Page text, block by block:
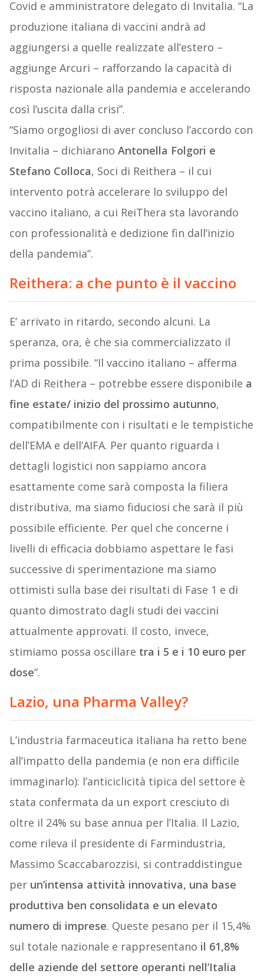
Covid e amministratore delegato di Invitalia. “La
produzione italiana di vaccini andrà ad
aggiungersi a quelle realizzate all’estero –
aggiunge Arcuri – rafforzando la capacità di
risposta nazionale alla pandemia e accelerando
così l’uscita dalla crisi”.
“Siamo orgogliosi di aver concluso l’accordo con
Invitalia – dichiarano Antonella Folgori e
Stefano Colloca, Soci di Reithera – il cui
intervento potrà accelerare lo sviluppo del
vaccino italiano, a cui ReiThera sta lavorando
con professionalità e dedizione fin dall’inizio
della pandemia”.
Reithera: a che punto è il vaccino
E’ arrivato in ritardo, secondo alcuni. La
speranza, ora, è che sia commercializzato il
prima possibile. “Il vaccino italiano – afferma
l’AD di Reithera – potrebbe essere disponibile a
fine estate/ inizio del prossimo autunno,
compatibilmente con i risultati e le tempistiche
dell’EMA e dell’AIFA. Per quanto riguarda i
dettagli logistici non sappiamo ancora
esattamente come sarà composta la filiera
distributiva, ma siamo fiduciosi che sarà il più
possibile efficiente. Per quel che concerne i
livelli di efficacia dobbiamo aspettare le fasi
successive di sperimentazione ma siamo
ottimisti sulla base dei risultati di Fase 1 e di
quanto dimostrato dagli studi dei vaccini
attualmente approvati. Il costo, invece,
stimiamo possa oscillare tra i 5 e i 10 euro per
dose”.
Lazio, una Pharma Valley?
L’industria farmaceutica italiana ha retto bene
all’impatto della pandemia (e non era difficile
immaginarlo): l’anticiclicità tipica del settore è
stata confermata da un export cresciuto di
oltre il 24% su base annua per l’Italia. Il Lazio,
come rileva il presidente di Farmindustria,
Massimo Scaccabarozzisi, si contraddistingue
per un’intensa attività innovativa, una base
produttiva ben consolidata e un elevato
numero di imprese. Queste pesano per il 15,4%
sul totale nazionale e rappresentano il 61,8%
delle aziende del settore operanti nell’Italia